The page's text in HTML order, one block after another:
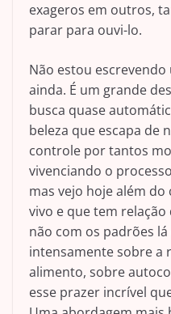
exageros em outros,
parar para ouvi-lo.
Não estou
ainda. É um grande
busca quase
beleza que escapa de
controle por tantos
vivenciando o
mas vejo hoje além
vivo e que tem
não com os padrões
intensamente sobre a
alimento, sobre
esse prazer incrível